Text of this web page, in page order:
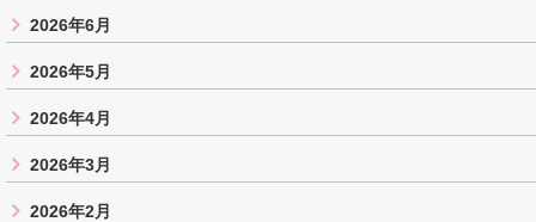
2026年6月
2026年5月
2026年4月
2026年3月
2026年2月